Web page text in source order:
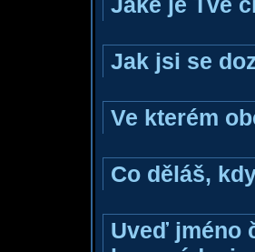
Jak jsi se
Ve kterém
Co děláš,
Uveď jméno